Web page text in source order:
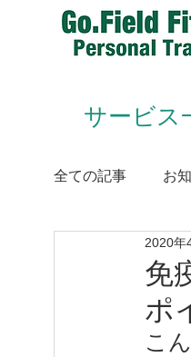
サービス
全ての記事 お
Animal Flow
Conditioning＆
免
ポ
2020年
こ